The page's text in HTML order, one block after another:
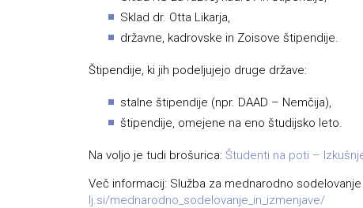
Sklad dr. Otta Likarja,
državne, kadrovske in Zoisove štipendije.
Štipendije, ki jih podeljujejo druge države:
stalne štipendije (npr. DAAD – Nemčija),
štipendije, omejene na eno študijsko leto.
Na voljo je tudi brošurica: Študenti na poti –
Več informacij: Služba za mednarodno sodelovanje
lj.si/mednarodno_sodelovanje_in_izmenjave/